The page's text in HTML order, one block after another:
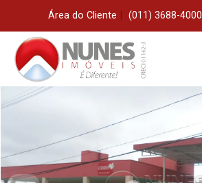
Área do Cliente (011) 3688-4000